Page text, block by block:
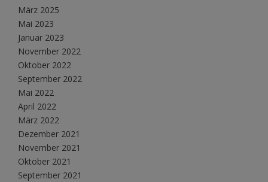
März 2025
Mai 2023
Januar 2023
November 2022
Oktober 2022
September 2022
Mai 2022
April 2022
März 2022
Dezember 2021
November 2021
Oktober 2021
September 2021